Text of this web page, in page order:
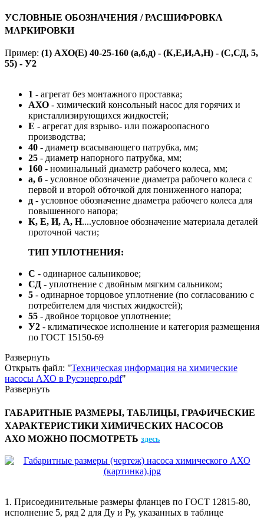
УСЛОВНЫЕ ОБОЗНАЧЕНИЯ / РАСШИФРОВКА
МАРКИРОВКИ
Пример: (1) АХО(Е) 40-25-160 (а,б,д) - (К,Е,И,А,Н) - (С,СД, 5,
55) - У2
1 - агрегат без монтажного проставка;
АХО - химический консольный насос для горячих и
кристаллизирующихся жидкостей;
Е - агрегат для взрыво- или пожароопасного
производства;
40 - диаметр всасывающего патрубка, мм;
25 - диаметр напорного патрубка, мм;
160 - номинальный диаметр рабочего колеса, мм;
а, б - условное обозначение диаметра рабочего колеса с
первой и второй обточкой для пониженного напора;
д - условное обозначение диаметра рабочего колеса для
повышенного напора;
К, Е, И, А, Н....условное обозначение материала деталей
проточной части;
ТИП УПЛОТНЕНИЯ:
С - одинарное сальниковое;
СД - уплотнение с двойным мягким сальником;
5 - одинарное торцовое уплотнение (по согласованию с
потребителем для чистых жидкостей);
55 - двойное торцовое уплотнение;
У2 - климатическое исполнение и категория размещения
по ГОСТ 15150-69
Развернуть
Открыть файл: "Техническая информация на химические
насосы АХО в Русэнерго.pdf"
Развернуть
ГАБАРИТНЫЕ РАЗМЕРЫ, ТАБЛИЦЫ, ГРАФИЧЕСКИЕ
ХАРАКТЕРИСТИКИ ХИМИЧЕСКИХ НАСОСОВ
АХО МОЖНО ПОСМОТРЕТЬ здесь
1. Присоединительные размеры фланцев по ГОСТ 12815-80,
исполнение 5, ряд 2 для Ду и Ру, указанных в таблице